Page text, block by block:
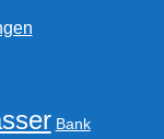
Bank